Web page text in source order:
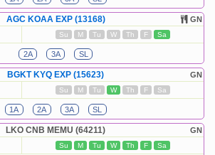
GN
AGC KOAA EXP (13168)
Su M Tu W Th F Sa
2A 3A SL
GN
BGKT KYQ EXP (15623)
Su M Tu W Th F Sa
1A 2A 3A SL
GN
LKO CNB MEMU (64211)
Su M Tu W Th F Sa